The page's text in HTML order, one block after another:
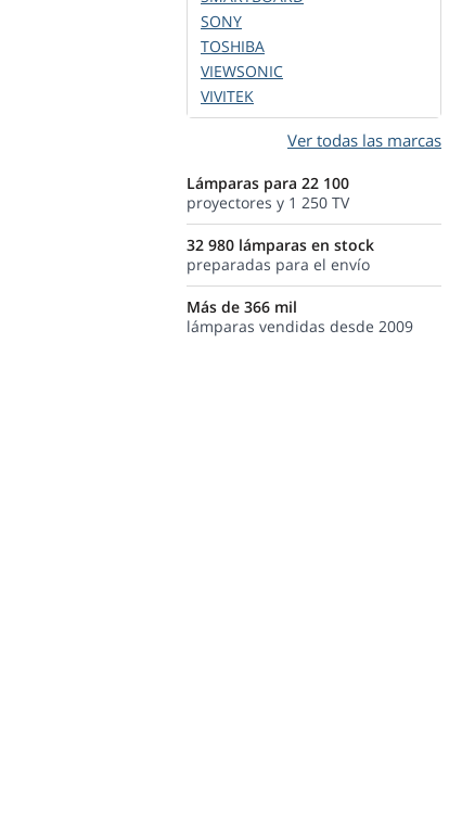
SONY
TOSHIBA
VIEWSONIC
VIVITEK
Ver todas las marcas
Lámparas para 22 100
proyectores y 1 250 TV
32 980 lámparas en stock
preparadas para el envío
Más de 366 mil
lámparas vendidas desde 2009